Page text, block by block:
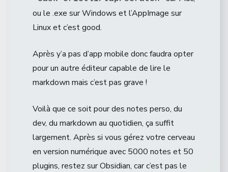
ou le .exe sur Windows et l’AppImage sur
Linux et c’est good.
Après y’a pas d’app mobile donc faudra opter
pour un autre éditeur capable de lire le
markdown mais c’est pas grave !
Voilà que ce soit pour des notes perso, du
dev, du markdown au quotidien, ça suffit
largement. Après si vous gérez votre cerveau
en version numérique avec 5000 notes et 50
plugins, restez sur Obsidian, car c’est pas le